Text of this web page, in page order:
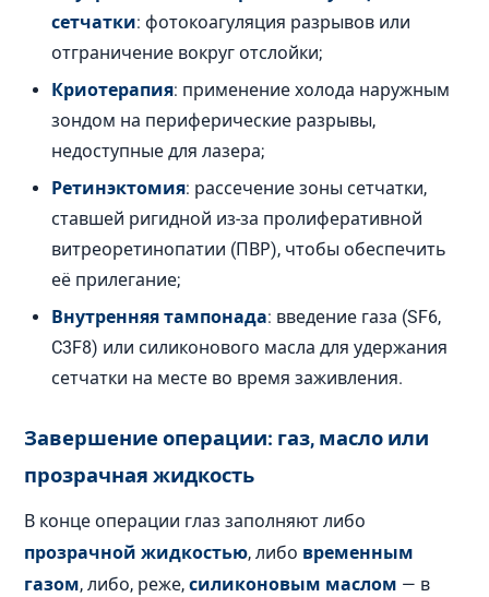
сетчатки: фотокоагуляция разрывов или
отграничение вокруг отслойки;
Криотерапия: применение холода наружным
зондом на периферические разрывы,
недоступные для лазера;
Ретинэктомия: рассечение зоны сетчатки,
ставшей ригидной из-за пролиферативной
витреоретинопатии (ПВР), чтобы обеспечить
её прилегание;
Внутренняя тампонада: введение газа (SF6,
C3F8) или силиконового масла для удержания
сетчатки на месте во время заживления.
Завершение операции: газ, масло или
прозрачная жидкость
В конце операции глаз заполняют либо
прозрачной жидкостью, либо временным
газом, либо, реже,силиконовым маслом — в